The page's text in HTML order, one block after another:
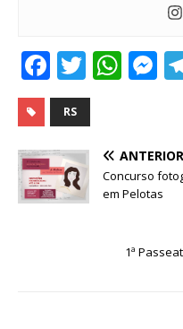
F
a
c
e
b
o
T
w
it
te
r
W
s
A
p
p
M
e
n
g
r
RS
ANTERIOR
Concurso
em Pelotas
1ª